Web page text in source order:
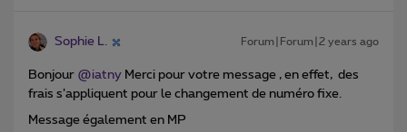
Sophie L. Forum|Forum|2 years ago
Bonjour @iatny Merci pour votre message , en effet, des
frais s’appliquent pour le changement de numéro fixe.
Message également en MP